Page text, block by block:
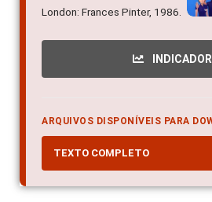
London: Frances Pinter, 1986.
ARQUIVOS DISPONÍVEIS PARA
TEXTO COMPLETO